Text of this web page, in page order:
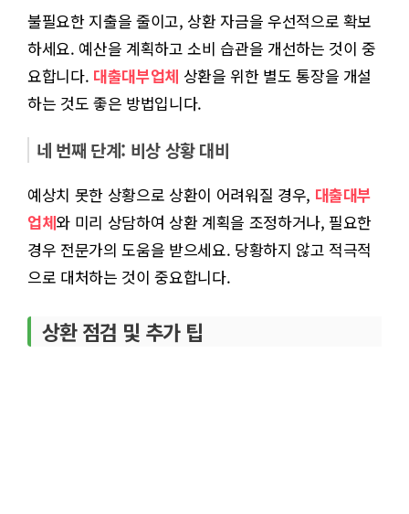
불필요한 지출을 줄이고, 상환 자금을 우선적으로 확보
하세요. 예산을 계획하고 소비 습관을 개선하는 것이 중
요합니다. 대출대부업체 상환을 위한 별도 통장을 개설
하는 것도 좋은 방법입니다.
네 번째 단계: 비상 상황 대비
예상치 못한 상황으로 상환이 어려워질 경우, 대출대부
업체와 미리 상담하여 상환 계획을 조정하거나, 필요한
경우 전문가의 도움을 받으세요. 당황하지 않고 적극적
으로 대처하는 것이 중요합니다.
상환 점검 및 추가 팁